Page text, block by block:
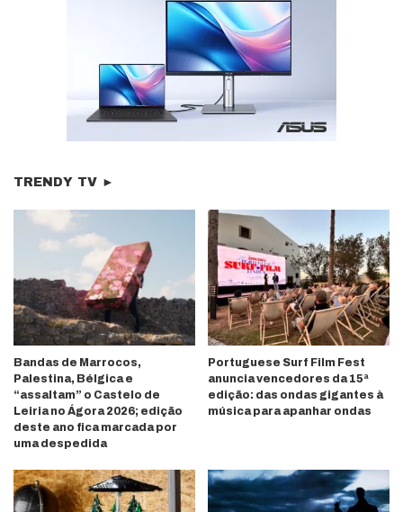
TRENDY TV ►
Bandas de Marrocos,
Palestina, Bélgica e
“assaltam” o Castelo de
Leiria no Ágora 2026; edição
deste ano fica marcada por
uma despedida
Portuguese Surf Film Fest
anuncia vencedores da 15ª
edição: das ondas gigantes à
música para apanhar ondas